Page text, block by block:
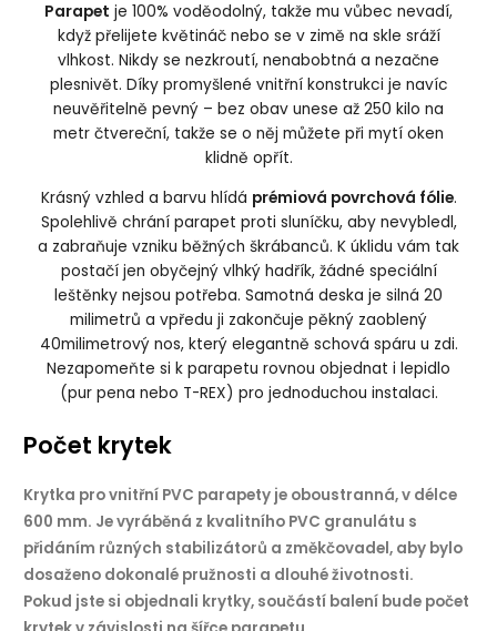
Parapet je 100% voděodolný, takže mu vůbec nevadí,
když přelijete květináč nebo se v zimě na skle sráží
vlhkost. Nikdy se nezkroutí, nenabobtná a nezačne
plesnivět. Díky promyšlené vnitřní konstrukci je navíc
neuvěřitelně pevný – bez obav unese až 250 kilo na
metr čtvereční, takže se o něj můžete při mytí oken
klidně opřít.
Krásný vzhled a barvu hlídá prémiová povrchová fólie.
Spolehlivě chrání parapet proti sluníčku, aby nevybledl,
a zabraňuje vzniku běžných škrábanců. K úklidu vám tak
postačí jen obyčejný vlhký hadřík, žádné speciální
leštěnky nejsou potřeba. Samotná deska je silná 20
milimetrů a vpředu ji zakončuje pěkný zaoblený
40milimetrový nos, který elegantně schová spáru u zdi.
Nezapomeňte si k parapetu rovnou objednat i lepidlo
(pur pena nebo T-REX) pro jednoduchou instalaci.
Počet krytek
Krytka pro vnitřní PVC parapety je oboustranná, v délce
600 mm. Je vyráběná z kvalitního PVC granulátu s
přidáním různých stabilizátorů a změkčovadel, aby bylo
dosaženo dokonalé pružnosti a dlouhé životnosti.
Pokud jste si objednali krytky, součástí balení bude počet